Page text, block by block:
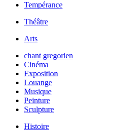
Tempérance
Théâtre
Arts
chant gregorien
Cinéma
Exposition
Louange
Musique
Peinture
Sculpture
Histoire